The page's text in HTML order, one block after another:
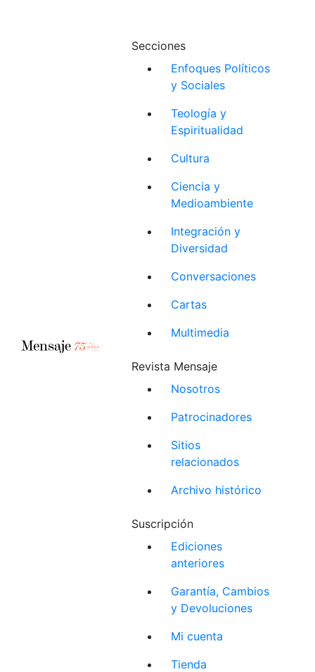
Secciones
Enfoques Políticos
y Sociales
Teología y
Espiritualidad
Cultura
Ciencia y
Medioambiente
Integración y
Diversidad
Conversaciones
Cartas
Multimedia
Revista Mensaje
Nosotros
Patrocinadores
Sitios
relacionados
Archivo histórico
Suscripción
Ediciones
anteriores
Garantía, Cambios
y Devoluciones
Mi cuenta
Tienda